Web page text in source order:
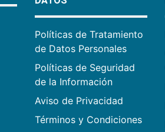
Políticas de Tratamiento
de Datos Personales
Políticas de Seguridad
de la Información
Aviso de Privacidad
Términos y Condiciones